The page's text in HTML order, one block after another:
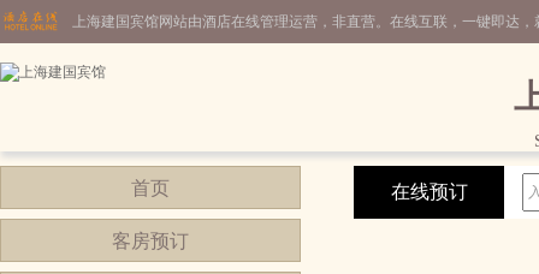
上海建国宾馆网站由酒店在线管理运营，非直营。在线互联，一键即达
首页
客房预订
在线预订